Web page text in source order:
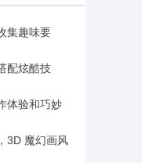
集趣味要
三国故事
配炫酷技
体验和巧妙
v1.2.1
3D 魔幻画风